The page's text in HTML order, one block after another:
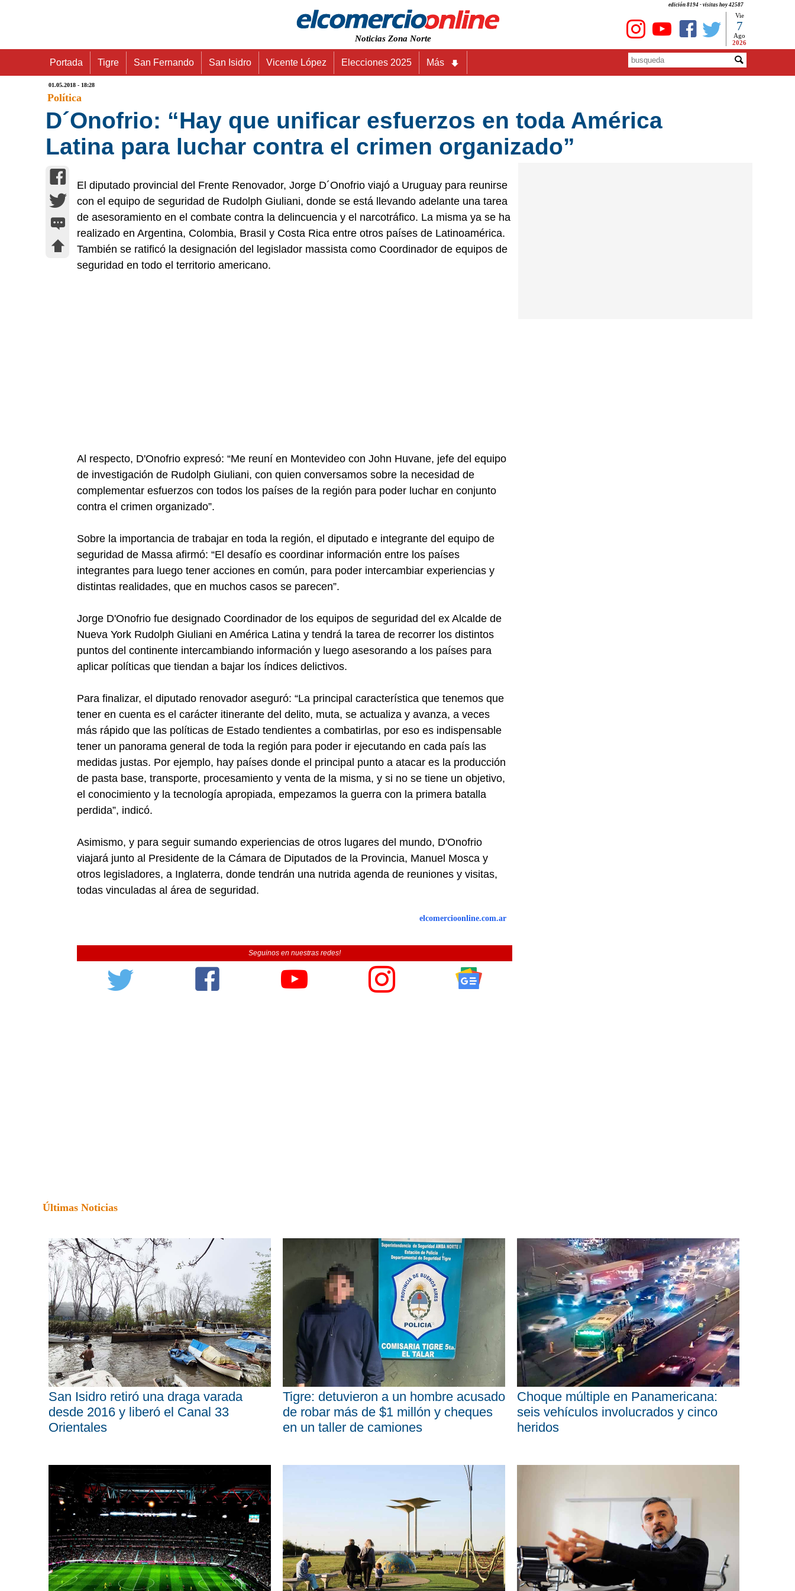
edición 8194 - visitas hoy 42587
Noticias Zona Norte
Vie
7
Ago
2026
Portada Tigre San Fernando San Isidro Vicente López Elecciones 2025 Más
01.05.2018 - 18:28
Política
D´Onofrio: “Hay que unificar esfuerzos en toda América
Latina para luchar contra el crimen organizado”
El diputado provincial del Frente Renovador, Jorge D´Onofrio viajó a Uruguay para reunirse
con el equipo de seguridad de Rudolph Giuliani, donde se está llevando adelante una tarea
de asesoramiento en el combate contra la delincuencia y el narcotráfico. La misma ya se ha
realizado en Argentina, Colombia, Brasil y Costa Rica entre otros países de Latinoamérica.
También se ratificó la designación del legislador massista como Coordinador de equipos de
seguridad en todo el territorio americano.
Al respecto, D'Onofrio expresó: “Me reuní en Montevideo con John Huvane, jefe del equipo
de investigación de Rudolph Giuliani, con quien conversamos sobre la necesidad de
complementar esfuerzos con todos los países de la región para poder luchar en conjunto
contra el crimen organizado”.
Sobre la importancia de trabajar en toda la región, el diputado e integrante del equipo de
seguridad de Massa afirmó: “El desafío es coordinar información entre los países
integrantes para luego tener acciones en común, para poder intercambiar experiencias y
distintas realidades, que en muchos casos se parecen”.
Jorge D'Onofrio fue designado Coordinador de los equipos de seguridad del ex Alcalde de
Nueva York Rudolph Giuliani en América Latina y tendrá la tarea de recorrer los distintos
puntos del continente intercambiando información y luego asesorando a los países para
aplicar políticas que tiendan a bajar los índices delictivos.
Para finalizar, el diputado renovador aseguró: “La principal característica que tenemos que
tener en cuenta es el carácter itinerante del delito, muta, se actualiza y avanza, a veces
más rápido que las políticas de Estado tendientes a combatirlas, por eso es indispensable
tener un panorama general de toda la región para poder ir ejecutando en cada país las
medidas justas. Por ejemplo, hay países donde el principal punto a atacar es la producción
de pasta base, transporte, procesamiento y venta de la misma, y si no se tiene un objetivo,
el conocimiento y la tecnología apropiada, empezamos la guerra con la primera batalla
perdida”, indicó.
Asimismo, y para seguir sumando experiencias de otros lugares del mundo, D'Onofrio
viajará junto al Presidente de la Cámara de Diputados de la Provincia, Manuel Mosca y
otros legisladores, a Inglaterra, donde tendrán una nutrida agenda de reuniones y visitas,
todas vinculadas al área de seguridad.
elcomercioonline.com.ar
Seguinos en nuestras redes!
Últimas Noticias
San Isidro retiró una draga varada
desde 2016 y liberó el Canal 33
Orientales
Tigre: detuvieron a un hombre acusado
de robar más de $1 millón y cheques
en un taller de camiones
Choque múltiple en Panamericana:
seis vehículos involucrados y cinco
heridos